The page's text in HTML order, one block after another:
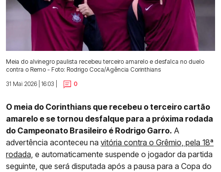
Meia do alvinegro paulista recebeu terceiro amarelo e desfalca no duelo
contra o Remo - Foto: Rodrigo Coca/Agência Corinthians
31 Mai 2026 | 16:03 |
0
O meia do Corinthians que recebeu o terceiro cartão
amarelo e se tornou desfalque para a próxima rodada
do Campeonato Brasileiro é Rodrigo Garro. A
advertência aconteceu na vitória contra o Grêmio, pela 18ª
rodada, e automaticamente suspende o jogador da partida
seguinte, que será disputada após a pausa para a Copa do